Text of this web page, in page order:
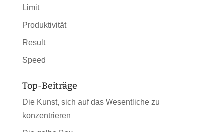
Limit
Produktivität
Result
Speed
Top-Beiträge
Die Kunst, sich auf das Wesentliche zu
konzentrieren